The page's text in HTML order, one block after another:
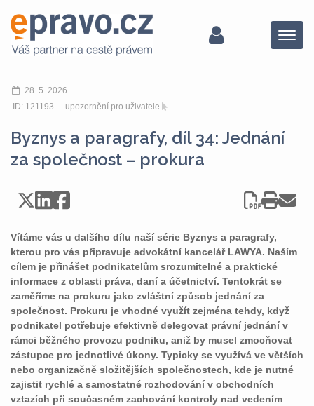
Menu
28. 5. 2026
ID: 121193
upozornění pro uživatele
Byznys a paragrafy, díl 34: Jednání
za společnost – prokura
Vítáme vás u dalšího dílu naší série Byznys a paragrafy,
kterou pro vás připravuje advokátní kancelář LAWYA. Naším
cílem je přinášet podnikatelům srozumitelné a praktické
informace z oblasti práva, daní a účetnictví. Tentokrát se
zaměříme na prokuru jako zvláštní způsob jednání za
společnost. Prokuru je vhodné využít zejména tehdy, když
podnikatel potřebuje efektivně delegovat právní jednání v
rámci běžného provozu podniku, aniž by musel zmocňovat
zástupce pro jednotlivé úkony. Typicky se využívá ve větších
nebo organizačně složitějších společnostech, kde je nutné
zajistit rychlé a samostatné rozhodování v obchodních
vztazích při současném zachování kontroly nad vedením